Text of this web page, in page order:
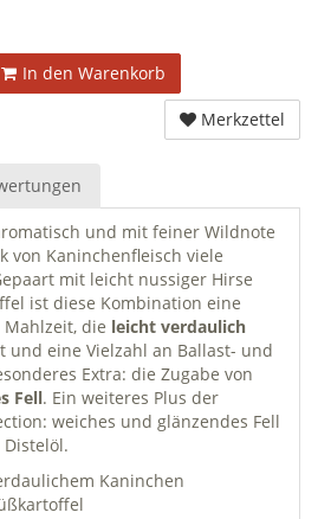
In den Warenkorb
Merkzettel
und mit feiner Wildnote
von Kaninchenfleisch viele
mit leicht nussiger Hirse
ist diese Kombination eine
die leicht verdaulich
und eine Vielzahl an Ballast- und
Extra: die Zugabe von
Fell. Ein weiteres Plus der
weiches und glänzendes Fell
Kaninchen